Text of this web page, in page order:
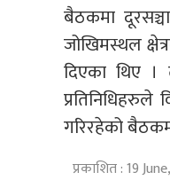
बैठकमा
जोखिमस्थल
दिएका थिए ।
प्रतिनिधिहरुले
गरिरहेको
प्रकाशित : 19